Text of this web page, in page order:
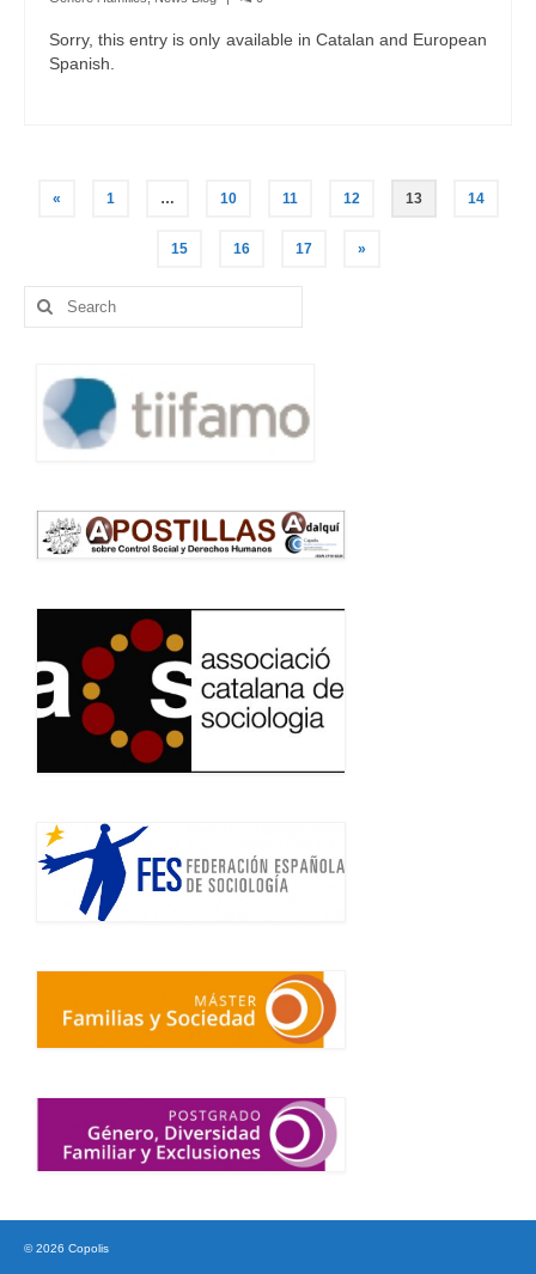
Sorry, this entry is only available in Catalan and European
Spanish.
Posts
navigation
« 1 … 10 11 12 13 14
15 16 17 »
Search
for:
© 2026 Copolis